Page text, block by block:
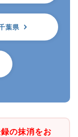
葉県
の抹消をお